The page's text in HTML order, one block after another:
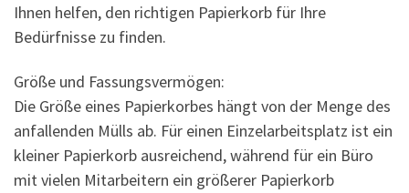
Ihnen helfen, den richtigen Papierkorb für Ihre
Bedürfnisse zu finden.
Größe und Fassungsvermögen:
Die Größe eines Papierkorbes hängt von der Menge des
anfallenden Mülls ab. Für einen Einzelarbeitsplatz ist ein
kleiner Papierkorb ausreichend, während für ein Büro
mit vielen Mitarbeitern ein größerer Papierkorb